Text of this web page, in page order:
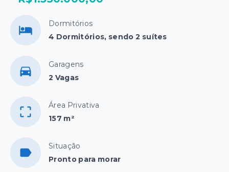
Dormitórios
4 Dormitórios, sendo 2 suítes
Garagens
2 Vagas
Área Privativa
157 m²
Situação
Pronto para morar